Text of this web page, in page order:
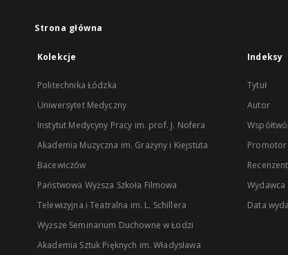
Strona główna
Kolekcje
Politechnika Łódzka
Uniwersytet Medyczny
Instytut Medycyny Pracy im. prof. J. Nofera
Akademia Muzyczna im. Grażyny i Kiejstuta
Bacewiczów
Państwowa Wyższa Szkoła Filmowa
Telewizyjna i Teatralna im. L. Schillera
Wyższe Seminarium Duchowne w Łodzi
Akademia Sztuk Pięknych im. Władysława
Indeksy
Tytuł
Autor
Promotor
Recenzent
Wydawca
Data